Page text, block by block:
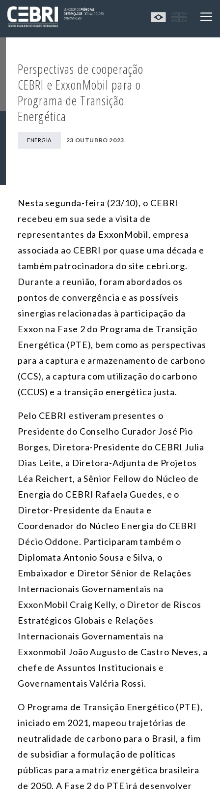
Perspectivas de cooperação
CEBRI e ExxonMobil para o
Programa de Transição
Energética
ENERGIA 23 OUTUBRO 2023
Nesta segunda-feira (23/10), o CEBRI
recebeu em sua sede a visita de
representantes da ExxonMobil, empresa
associada ao CEBRI por quase uma década e
também patrocinadora do site cebri.org.
Durante a reunião, foram abordados os
pontos de convergência e as possíveis
sinergias relacionadas à participação da
Exxon na Fase 2 do Programa de Transição
Energética (PTE), bem como as perspectivas
para a captura e armazenamento de carbono
(CCS), a captura com utilização do carbono
(CCUS) e a transição energética justa.
Pelo CEBRI estiveram presentes o
Presidente do Conselho Curador José Pio
Borges, Diretora-Presidente do CEBRI Julia
Dias Leite, a Diretora-Adjunta de Projetos
Léa Reichert, a Sênior Fellow do Núcleo de
Energia do CEBRI Rafaela Guedes, e o
Diretor-Presidente da Enauta e
Coordenador do Núcleo Energia do CEBRI
Décio Oddone. Participaram também o
Diplomata Antonio Sousa e Silva, o
Embaixador e Diretor Sênior de Relações
Internacionais Governamentais na
ExxonMobil Craig Kelly, o Diretor de Riscos
Estratégicos Globais e Relações
Internacionais Governamentais na
Exxonmobil João Augusto de Castro Neves, a
chefe de Assuntos Institucionais e
Governamentais Valéria Rossi.
O Programa de Transição Energético (PTE),
iniciado em 2021, mapeou trajetórias de
neutralidade de carbono para o Brasil, a fim
de subsidiar a formulação de políticas
públicas para a matriz energética brasileira
de 2050. A Fase 2 do PTE irá desenvolver